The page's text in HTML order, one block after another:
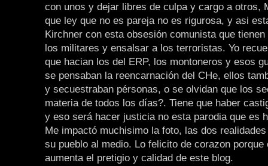
con unos y dejar libres de culpa y cargo a otros,
que ley que no es pareja no es rigurosa, y asi
Kirchner con esta obsesión comunista que
los militares y ensalsar a los terroristas. Yo
que hacian los del ERP, los montoneros y esos
se pensaban la reencarnación del CHe, ellos
y secuestraban pérsonas, o se olvidan que los
materia de todos los días?. Tiene que haber
y eso será hacer justicia no esta parodia que es
Me impactó muchisimo la foto, las dos
su pueblo al medio. Lo felicito de corazon porque
aumenta el pretigio y calidad de este blog.